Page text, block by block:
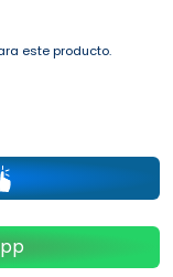
este producto.